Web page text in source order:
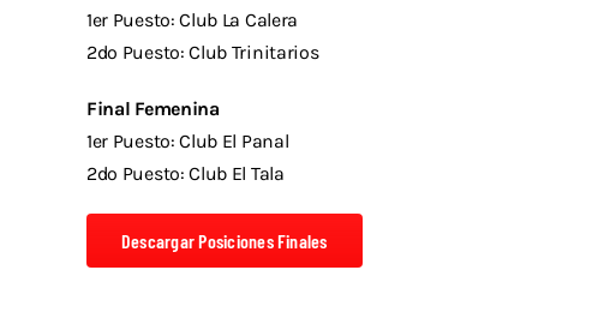
1er Puesto: Club La Calera
2do Puesto: Club Trinitarios
Final Femenina
1er Puesto: Club El Panal
2do Puesto: Club El Tala
Descargar Posiciones Finales